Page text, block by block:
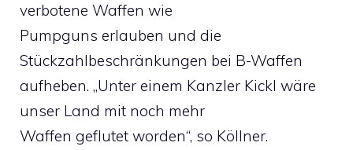
verbotene Waffen wie
Pumpguns erlauben und die
Stückzahlbeschränkungen bei B-Waffen
aufheben. „Unter einem Kanzler Kickl wäre
unser Land mit noch mehr
Waffen geflutet worden“, so Köllner.